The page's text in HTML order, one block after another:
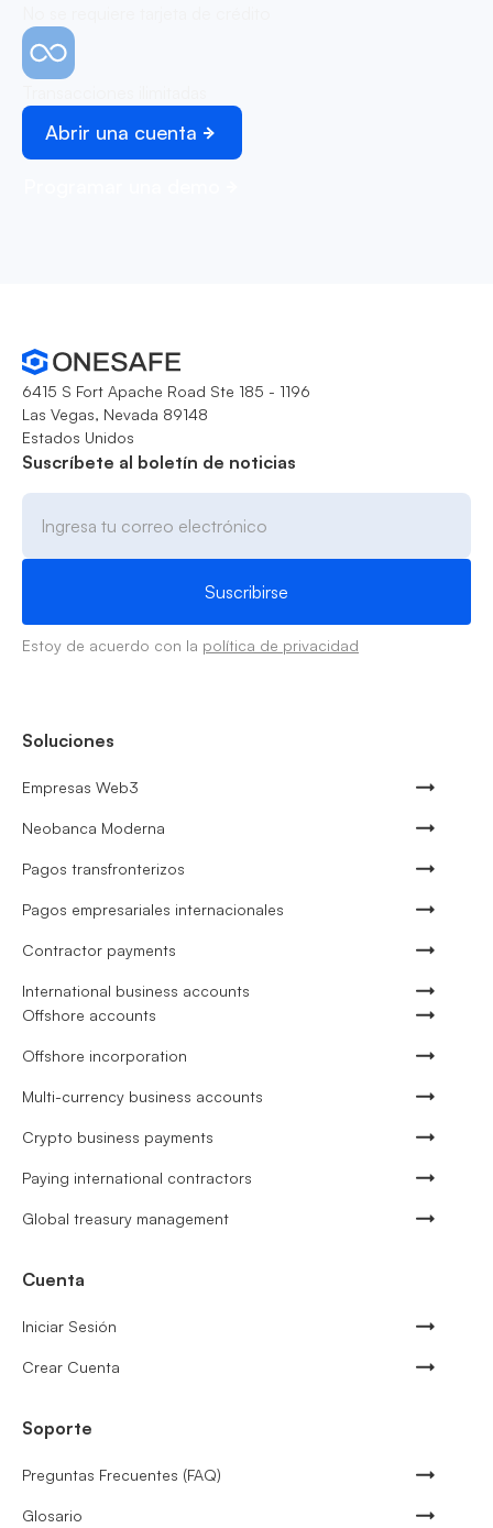
Abrir una cuenta
6415 S Fort Apache Road Ste 185 - 1196
Las Vegas, Nevada 89148
Estados Unidos
Suscríbete al boletín de noticias
Estoy de acuerdo con la política de privacidad
Soluciones
Empresas Web3
Neobanca Moderna
Pagos transfronterizos
Pagos empresariales internacionales
Contractor payments
International business accounts
Offshore accounts
Offshore incorporation
Multi-currency business accounts
Crypto business payments
Paying international contractors
Global treasury management
Cuenta
Iniciar Sesión
Crear Cuenta
Soporte
Preguntas Frecuentes (FAQ)
Glosario